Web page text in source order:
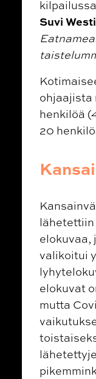
Suvi
ohjaajista
henkilöä
20
elokuvaa,
valikoitui
elokuvat
mutta